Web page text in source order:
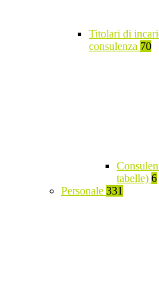
Titolari di
consulenza 70
tabelle) 6
Personale 331